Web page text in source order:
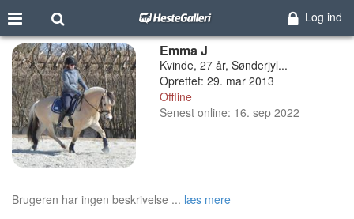
Log ind
Emma J
Kvinde, 27 år, Sønderjyl...
Oprettet: 29. mar 2013
Offline
Senest online: 16. sep 2022
Brugeren har ingen beskrivelse ... læs mere